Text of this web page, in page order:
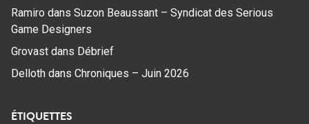
Ramiro dans Suzon Beaussant – Syndicat des Serious
Game Designers
Grovast dans Débrief
Delloth dans Chroniques – Juin 2026
ÉTIQUETTES